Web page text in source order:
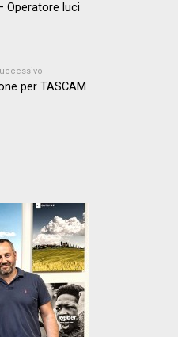
Operatore luci
per TASCAM